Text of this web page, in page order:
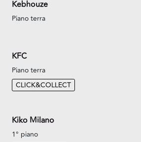
Kebhouze
Piano terra
KFC
Piano terra
CLICK&COLLECT
Kiko Milano
1° piano